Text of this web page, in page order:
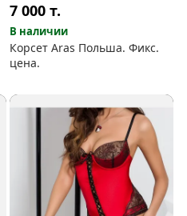
7 000т.
В наличии
Корсет Aras Польша. Фикс.
цена.